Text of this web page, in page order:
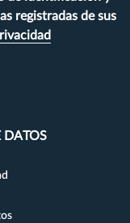
registradas de sus
DATOS